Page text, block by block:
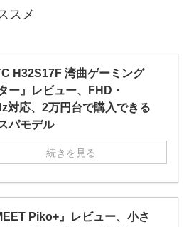
スメ
H32S17F 湾曲ゲーミング
ー』レビュー、FHD・
対応、2万円台で購入できる
パモデル
続きを見る
Piko+』レビュー、小さ